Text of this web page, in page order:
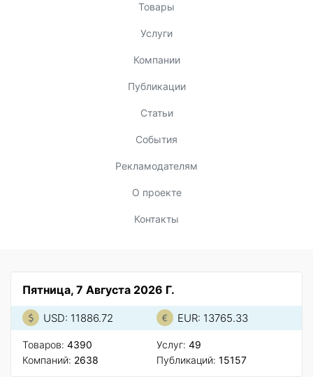
Товары
Услуги
Компании
Публикации
Статьи
События
Рекламодателям
О проекте
Контакты
Пятница, 7 Августа 2026 Г.
USD: 11886.72 EUR: 13765.33
Товаров: 4390
Компаний: 2638
Услуг: 49
Публикаций: 15157